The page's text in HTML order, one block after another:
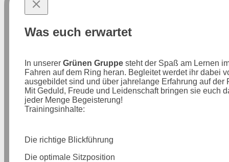
Was euch erwartet
In unserer Grünen Gruppe steht der Spaß am Lernen
Fahren auf dem Ring heran. Begleitet werdet ihr dabei
ausgebildet sind und über jahrelange Erfahrung auf der
Mit Geduld, Freude und Leidenschaft bringen sie euch
jeder Menge Begeisterung!
Trainingsinhalte:
Die richtige Blickführung
Die optimale Sitzposition